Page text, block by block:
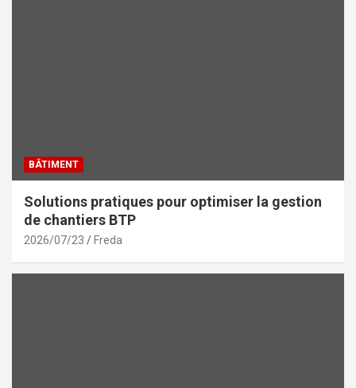
BÂTIMENT
Solutions pratiques pour optimiser la gestion
de chantiers BTP
2026/07/23 Freda